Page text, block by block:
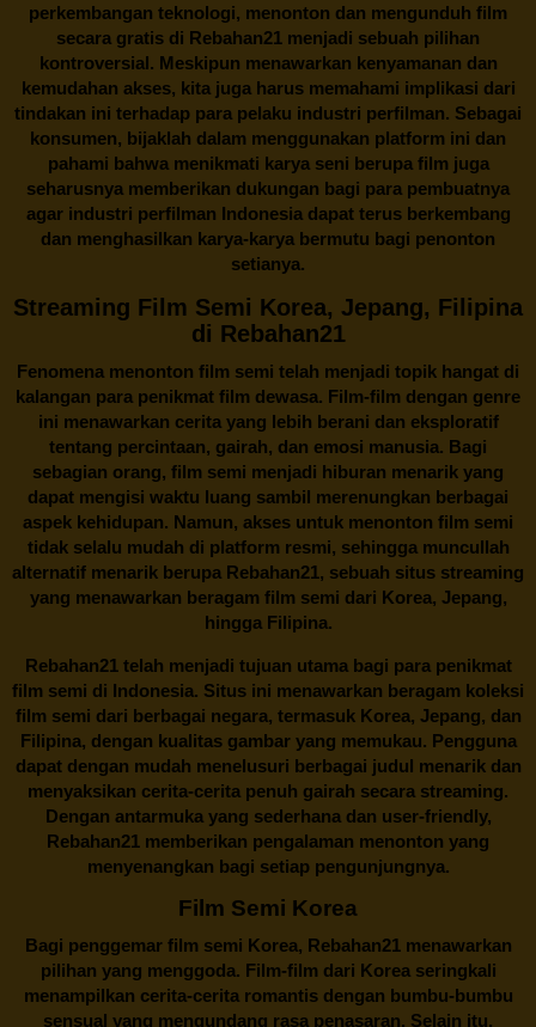
perkembangan teknologi, menonton dan mengunduh film
secara gratis di Rebahan21 menjadi sebuah pilihan
kontroversial. Meskipun menawarkan kenyamanan dan
kemudahan akses, kita juga harus memahami implikasi dari
tindakan ini terhadap para pelaku industri perfilman. Sebagai
konsumen, bijaklah dalam menggunakan platform ini dan
pahami bahwa menikmati karya seni berupa film juga
seharusnya memberikan dukungan bagi para pembuatnya
agar industri perfilman Indonesia dapat terus berkembang
dan menghasilkan karya-karya bermutu bagi penonton
setianya.
Streaming Film Semi Korea, Jepang, Filipina
di Rebahan21
Fenomena menonton film semi telah menjadi topik hangat di
kalangan para penikmat film dewasa. Film-film dengan genre
ini menawarkan cerita yang lebih berani dan eksploratif
tentang percintaan, gairah, dan emosi manusia. Bagi
sebagian orang, film semi menjadi hiburan menarik yang
dapat mengisi waktu luang sambil merenungkan berbagai
aspek kehidupan. Namun, akses untuk menonton film semi
tidak selalu mudah di platform resmi, sehingga muncullah
alternatif menarik berupa Rebahan21, sebuah situs streaming
yang menawarkan beragam film semi dari Korea, Jepang,
hingga Filipina.
Rebahan21telah menjadi tujuan utama bagi para penikmat
film semi di Indonesia. Situs ini menawarkan beragam koleksi
film semi dari berbagai negara, termasuk Korea, Jepang, dan
Filipina, dengan kualitas gambar yang memukau. Pengguna
dapat dengan mudah menelusuri berbagai judul menarik dan
menyaksikan cerita-cerita penuh gairah secara streaming.
Dengan antarmuka yang sederhana dan user-friendly,
Rebahan21 memberikan pengalaman menonton yang
menyenangkan bagi setiap pengunjungnya.
Film Semi Korea
Bagi penggemar film semi Korea, Rebahan21menawarkan
pilihan yang menggoda. Film-film dari Korea seringkali
menampilkan cerita-cerita romantis dengan bumbu-bumbu
sensual yang mengundang rasa penasaran. Selain itu,